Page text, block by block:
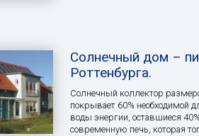
Солнечный дом –
Роттенбурга.
Солнечный коллектор
покрывает 60% необходимой
воды энергии, оставшиеся
современную печь, которая